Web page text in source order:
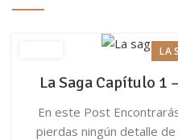
LA
La Saga Capítulo 1
En este Post
pierdas ningún detalle de